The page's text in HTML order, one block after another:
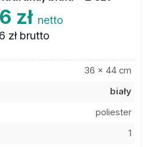
zł netto
zł brutto
36 x 44 cm
biały
poliester
1